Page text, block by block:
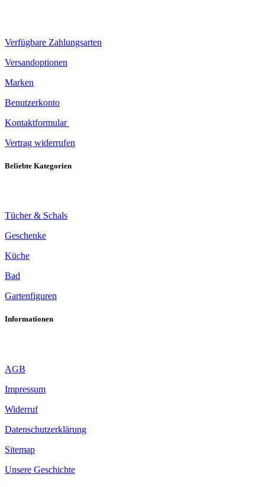
Verfügbare Zahlungsarten
Versandoptionen
Marken
Benutzerkonto
Kontaktformular
Vertrag widerrufen
Beliebte Kategorien
Tücher & Schals
Geschenke
Küche
Bad
Gartenfiguren
Informationen
AGB
Impressum
Widerruf
Datenschutzerklärung
Sitemap
Unsere Geschichte